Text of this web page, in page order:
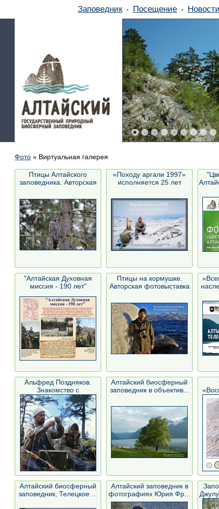
Заповедник Посещение
Фото » Виртуальная галерея
Птицы Алтайского
заповедника. Авторская
«Походу аргали 1997»
исполняется 25 лет
"Алтайская Духовная
миссия - 190 лет"
Птицы на кормушке.
Авторская фотовыставка
Альфред Поздняков.
Знакомство с
заповедник...
Алтайский биосферный
заповедник в объектив...
Алтайский биосферный
заповедник, Телецкое ...
Алтайский заповедник в
фотографиях Юрия Фр...